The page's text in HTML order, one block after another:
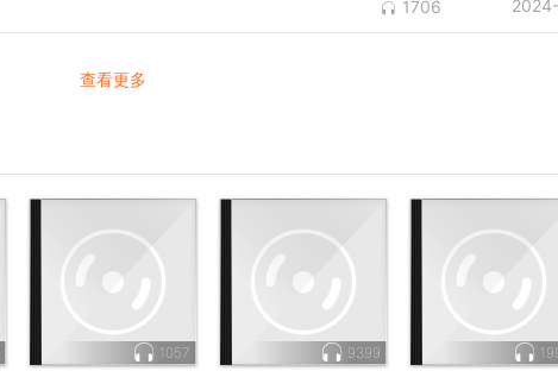
1706
查看更多
1057 9399